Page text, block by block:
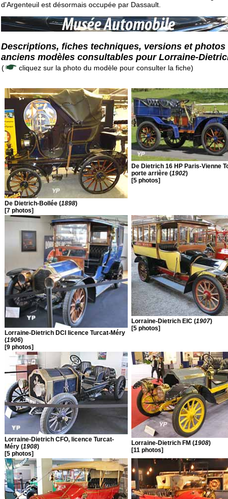
d'Argenteuil est désormais occupée par Dassault.
Descriptions, fiches techniques, versions et photos
anciens modèles consultables pour Lorraine-
( cliquez sur la photo du modèle pour consulter la fiche)
De Dietrich-Bollée (1898)
[7 photos]
De Dietrich 16 HP Paris-Vienne
porte arrière (1902)
[5 photos]
Lorraine-Dietrich DCI licence Turcat-Méry
(1906)
[9 photos]
Lorraine-Dietrich EIC (1907)
[5 photos]
Lorraine-Dietrich CFO, licence Turcat-
Méry (1908)
[5 photos]
Lorraine-Dietrich FM (1908)
[11 photos]